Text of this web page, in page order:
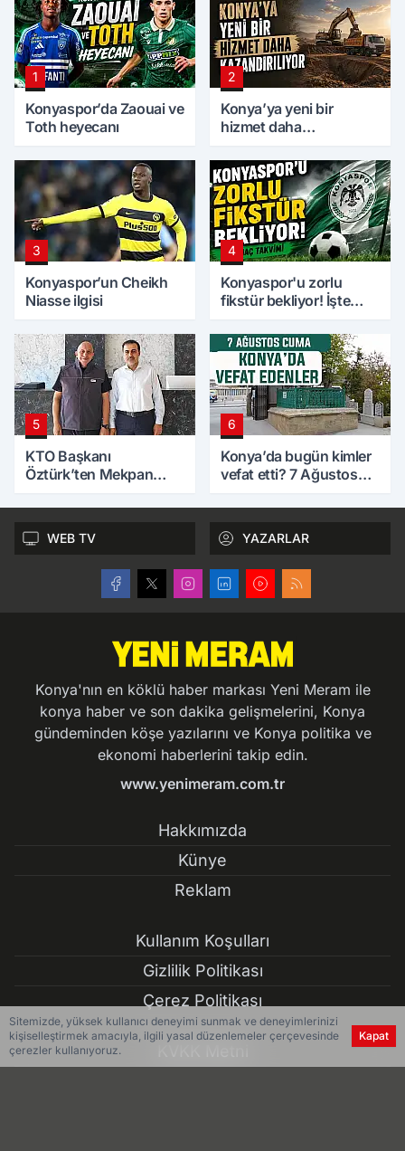
1
Konyaspor’da Zaouai ve
Toth heyecanı
2
Konya’ya yeni bir
hizmet daha
3
Konyaspor’un Cheikh
Niasse ilgisi
4
Konyaspor'u zorlu
fikstür bekliyor! İşte
5
KTO Başkanı
Öztürk’ten Mekpan
6
Konya’da bugün kimler
vefat etti? 7 Ağustos
WEB TV YAZARLAR
Konya'nın en köklü haber markası Yeni Meram ile
konya haber ve son dakika gelişmelerini, Konya
gündeminden köşe yazılarını ve Konya politika ve
ekonomi haberlerini takip edin.
www.yenimeram.com.tr
Hakkımızda
Künye
Reklam
Kullanım Koşulları
Gizlilik Politikası
Çerez Politikası
Sitemizde, yüksek kullanıcı deneyimi sunmak ve deneyimlerinizi
kişiselleştirmek amacıyla, ilgili yasal düzenlemeler çerçevesinde
çerezler kullanıyoruz.
Kapat